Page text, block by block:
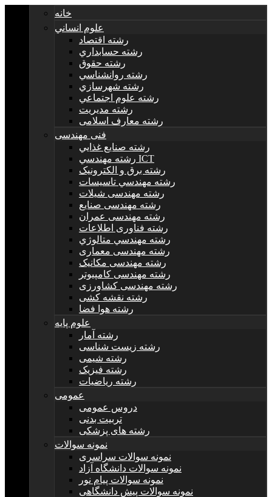
خانه
علوم انساني
رشته اقتصاد
رشته حسابداري
رشته حقوق
رشته روانشناسي
رشته شهرسازي
رشته علوم اجتماعي
رشته مديريت
رشته معارف اسلامی
فنی مهندسی
رشته صنايع غذايي
رشته مهندسي ICT
رشته برق و الکترونيک
رشته مهندسي تاسيسات
رشته مهندسی شیلات
رشته مهندسی صنایع
رشته مهندسی عمران
رشته فناوری اطلاعات
رشته مهندسي متالوژي
رشته مهندسی معماری
رشته مهندسی مکانیک
رشته مهندسی کامپیوتر
رشته مهندسی کشاورزی
رشته نقشه کشی
رشته هوا فضا
علوم پایه
رشته آمار
رشته زیست شناسی
رشته شیمی
رشته فیزیک
رشته ریاضیات
عمومی
دروس عمومی
تربیت بدنی
رشته های پزشکی
نمونه سوالات
نمونه سوالات سراسری
نمونه سوالات دانشگاه آزاد
نمونه سوالات پیام نور
نمونه سوالات پیش دانشگاهی